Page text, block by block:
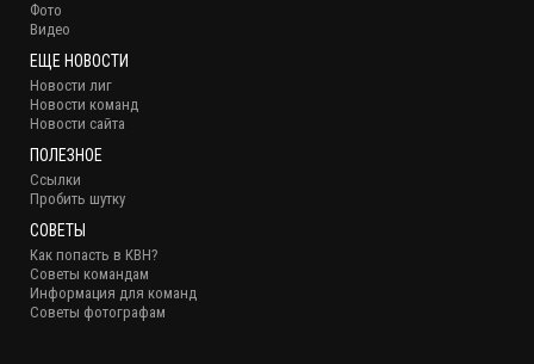
Фото
Видео
ЕЩЕ НОВОСТИ
Новости лиг
Новости команд
Новости сайта
ПОЛЕЗНОЕ
Ссылки
Пробить шутку
СОВЕТЫ
Как попасть в КВН?
Советы командам
Информация для команд
Советы фотографам